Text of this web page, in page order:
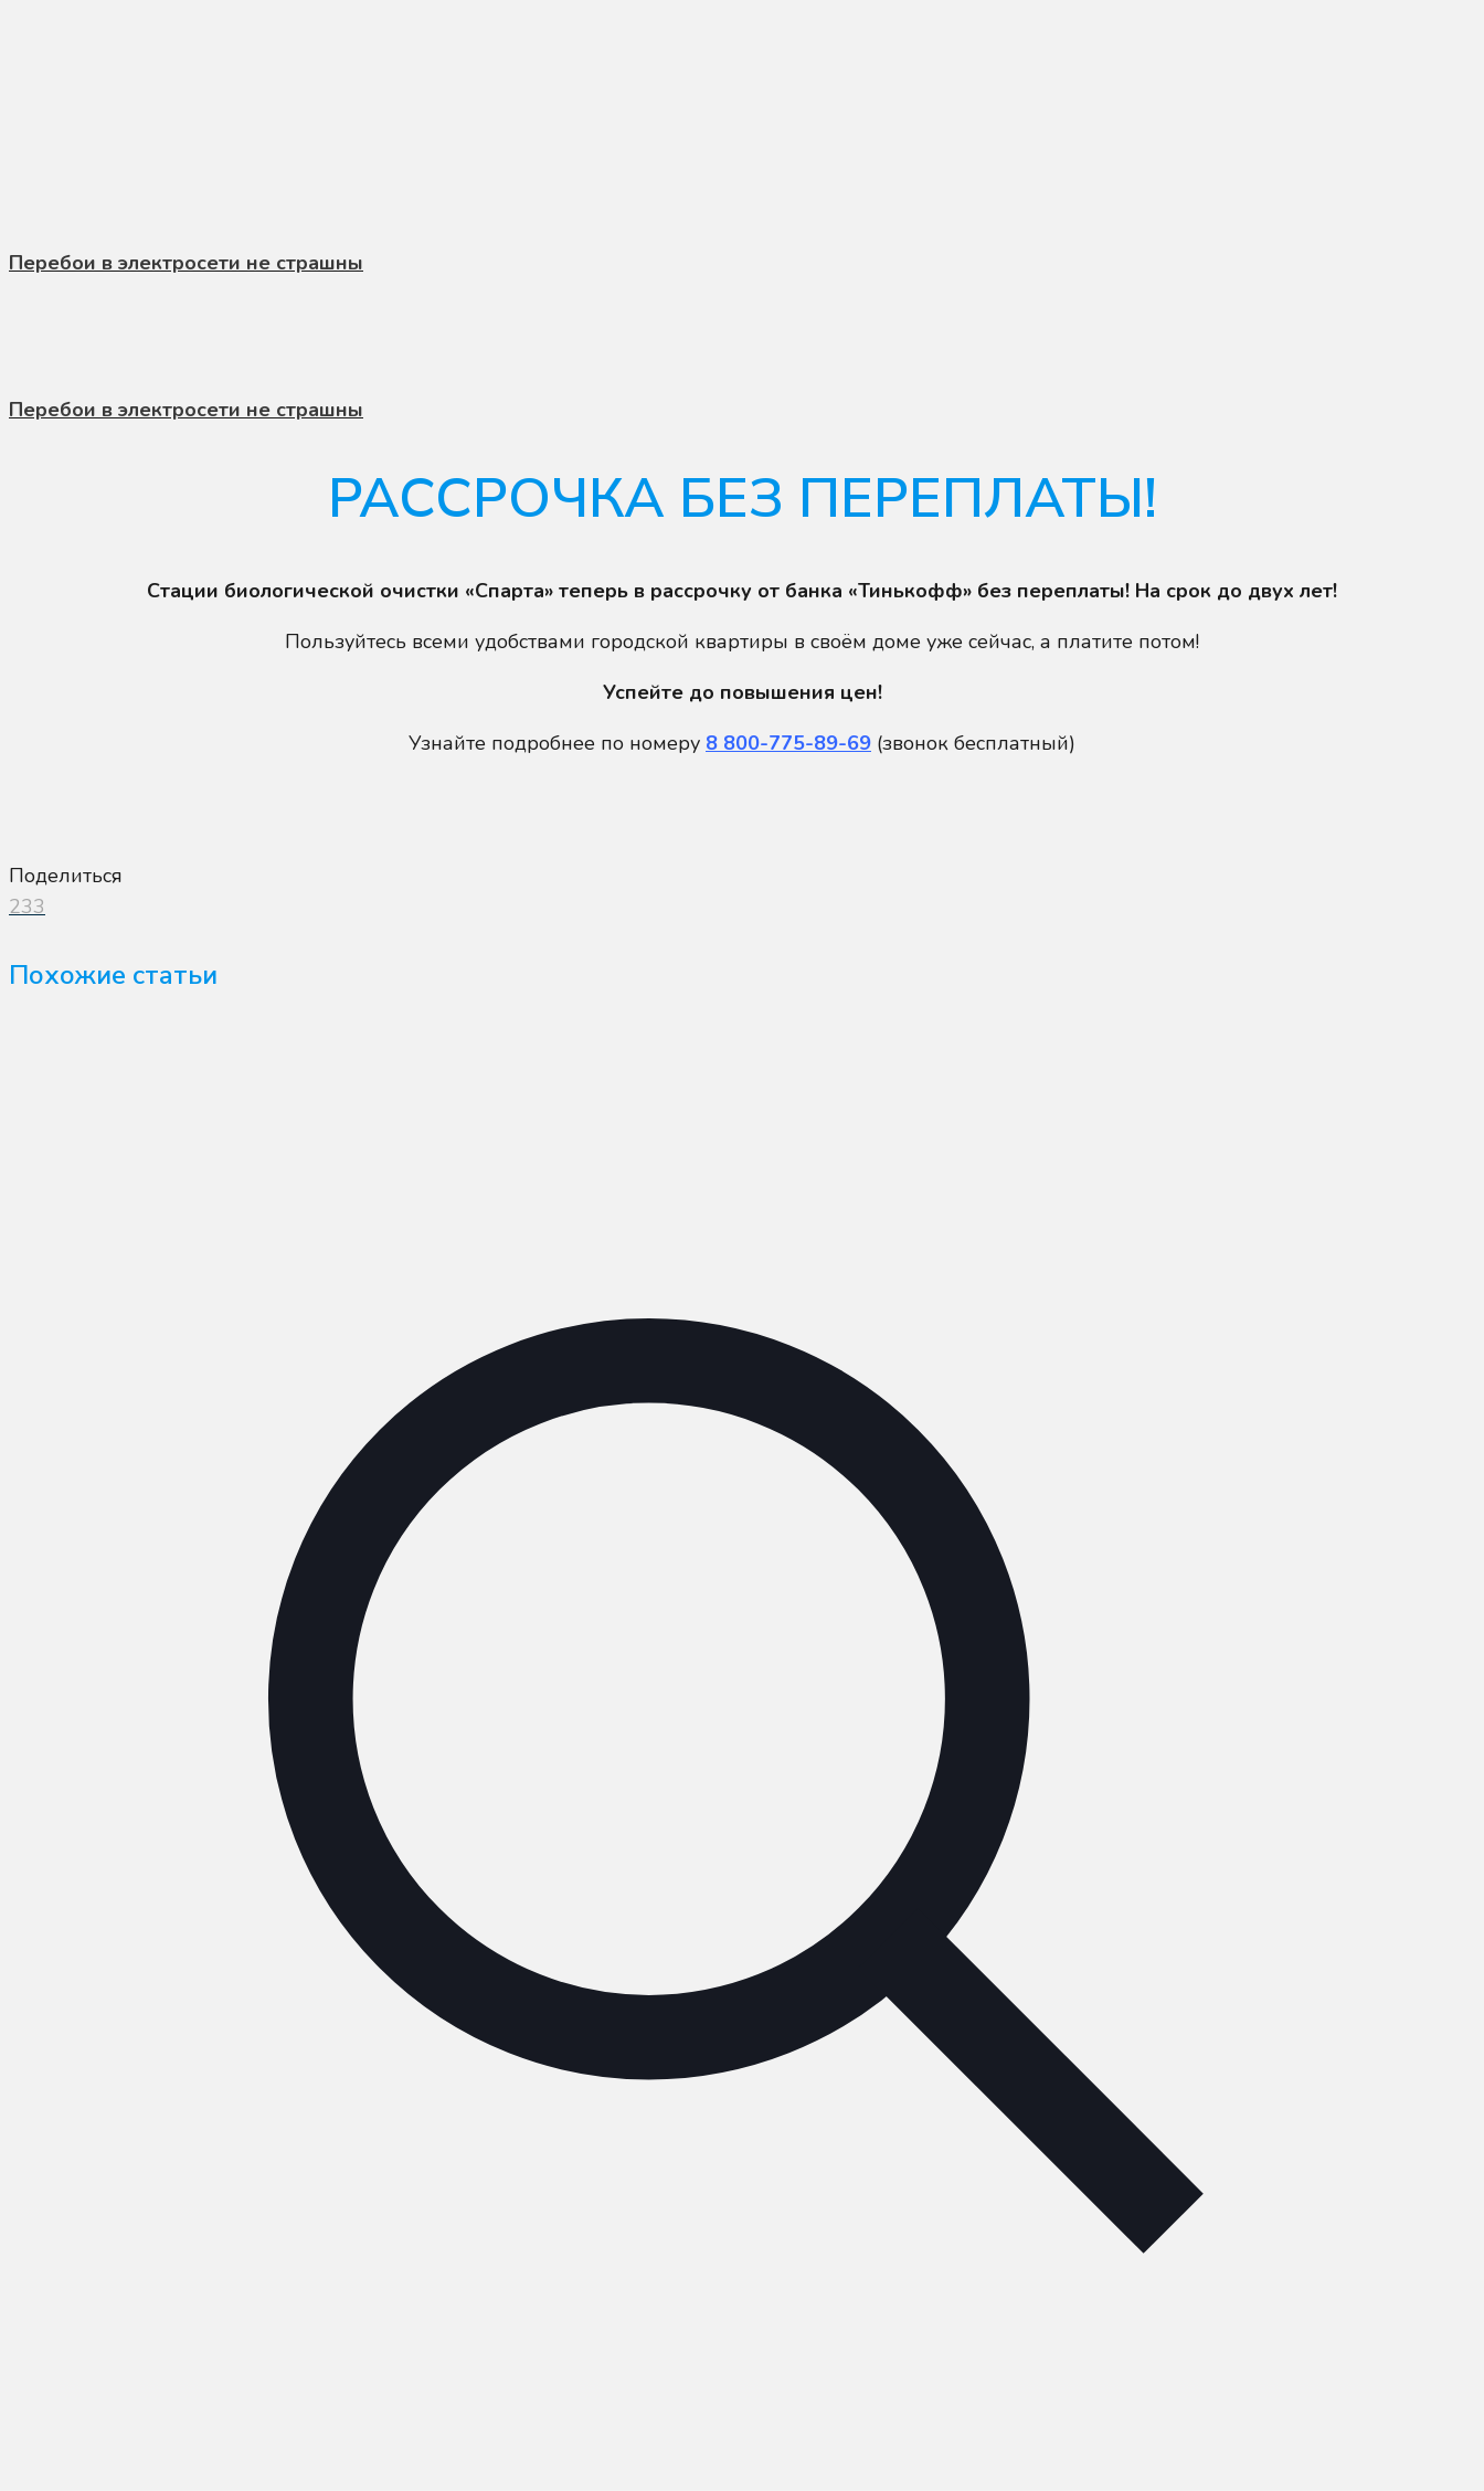
Перебои в электросети не страшны
Перебои в электросети не страшны
РАССРОЧКА БЕЗ ПЕРЕПЛАТЫ!
Стации биологической очистки «Спарта» теперь в рассрочку от банка «Тинькофф» без переплаты! На срок до двух лет!
Пользуйтесь всеми удобствами городской квартиры в своём доме уже сейчас, а платите потом!
Успейте до повышения цен!
Узнайте подробнее по номеру 8 800-775-89-69 (звонок бесплатный)
Поделиться
233
Похожие статьи